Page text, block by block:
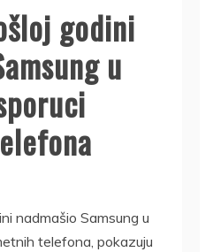
godini
u
nadmašio Samsung u
telefona, pokazuju